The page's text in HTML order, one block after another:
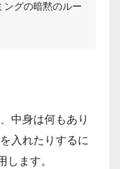
グの暗黙のルー
中身は何もあり
入れたりするに
ます。